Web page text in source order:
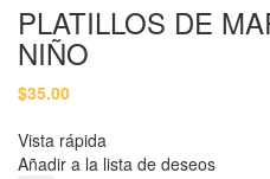
PLATILLOS DE
NIÑO
$35.00
Vista rápida
Añadir a la lista de deseos